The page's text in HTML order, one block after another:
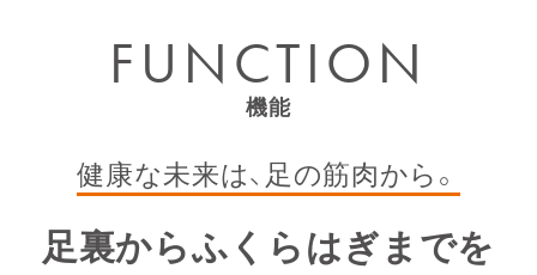
FUNCTION
機能
健康な未来は、足の筋⾁から。
足裏からふくらはぎまでを
まった場合を含む）についてはいかなる場合であっても
ご返却し兼ねますので、ご了承ください。
※配達員の方に下取りする商品をお渡しできなかった場
合は、購入した商品の箱や同梱されている袋と返送用の
下取りの注意事項